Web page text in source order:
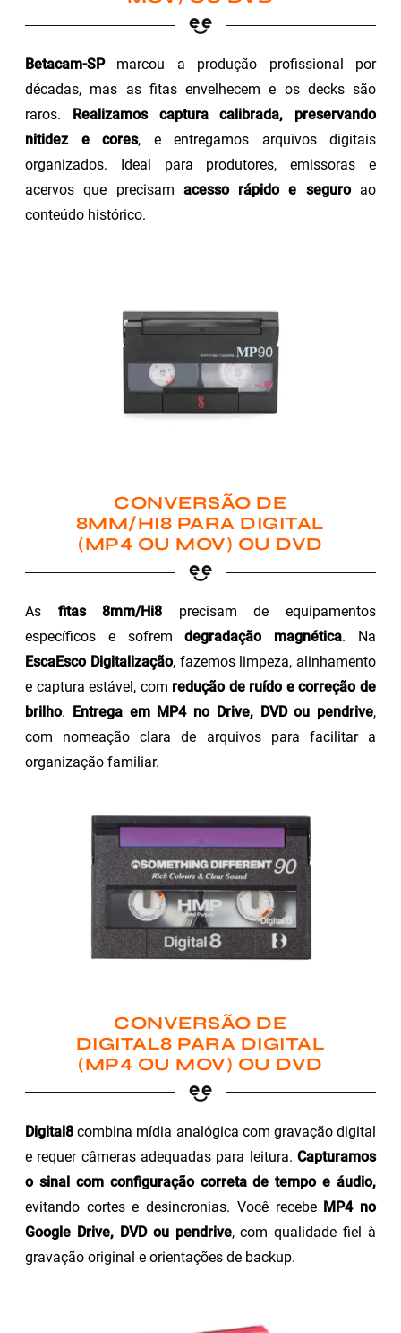
Betacam-SPmarcou a produção profissional por
décadas, mas as fitas envelhecem e os decks são
raros.
Realizamos captura calibrada, preservando
nitidez e cores, e entregamos arquivos digitais
organizados. Ideal para produtores, emissoras e
acervos que precisam acesso rápido e seguroao
conteúdo histórico.
CONVERSÃO DE
8MM/HI8 PARA DIGITAL
(MP4 OU MOV) OU DVD
As fitas 8mm/Hi8 precisam de equipamentos
específicos e sofremdegradação magnética. Na
EscaEsco Digitalização, fazemos limpeza, alinhamento
e captura estável, com redução de ruído e correção de
brilho. Entrega em MP4 no Drive, DVD ou pendrive,
com nomeação clara de arquivos para facilitar a
organização familiar.
CONVERSÃO DE
DIGITAL8 PARA DIGITAL
(MP4 OU MOV) OU DVD
Digital8 combina mídia analógica com gravação digital
e requer câmeras adequadas para leitura. Capturamos
o sinal com configuração correta de tempo e áudio,
evitando cortes e desincronias. Você recebe MP4 no
Google Drive, DVD ou pendrive, com qualidade fiel à
gravação original e orientações de backup.